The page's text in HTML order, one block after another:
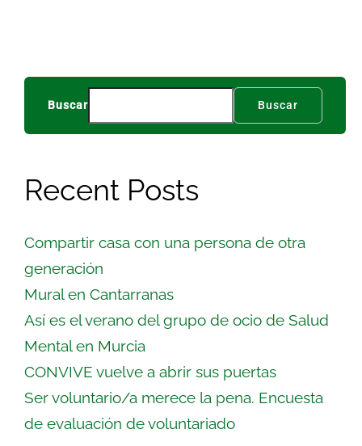
Buscar Buscar
Recent Posts
Compartir casa con una persona de otra
generación
Mural en Cantarranas
Así es el verano del grupo de ocio de Salud
Mental en Murcia
CONVIVE vuelve a abrir sus puertas
Ser voluntario/a merece la pena. Encuesta
de evaluación de voluntariado